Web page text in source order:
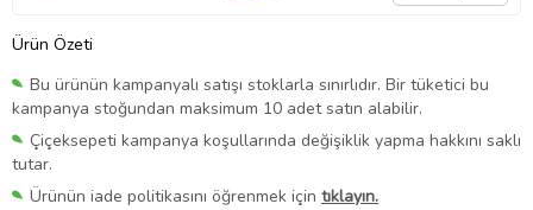
Ürün Özeti
Bu ürünün kampanyalı satışı stoklarla sınırlıdır. Bir tüketici bu
kampanya stoğundan maksimum 10 adet satın alabilir.
Çiçeksepeti kampanya koşullarında değişiklik yapma hakkını saklı
tutar.
Ürünün iade politikasını öğrenmek için tıklayın.